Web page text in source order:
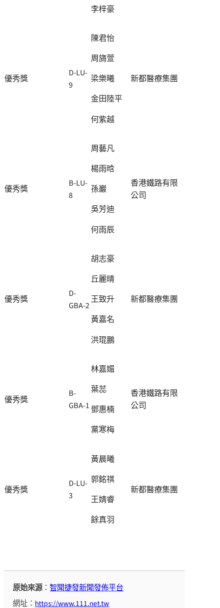
李梓豪
優秀獎
D-LU-
9
陳君怡
周旖萱
梁樂曦
金田陸平
何紫越
新都醫療集團
優秀獎
B-LU-
8
周藝凡
楊雨晗
孫巖
吳芳迪
何雨辰
香港鐵路有限
公司
優秀獎
D-
GBA-2
胡志豪
丘麗晴
王致升
黃嘉名
洪琨鵬
新都醫療集團
優秀獎
B-
GBA-1
林嘉媚
葉蕊
鄧惠楠
黨寒梅
香港鐵路有限
公司
優秀獎
D-LU-
3
黃晨曦
郭銘祺
王婧睿
餘真羽
新都醫療集團
原始來源：智聞捷發新聞發佈平台
網址： https://www.111.net.tw